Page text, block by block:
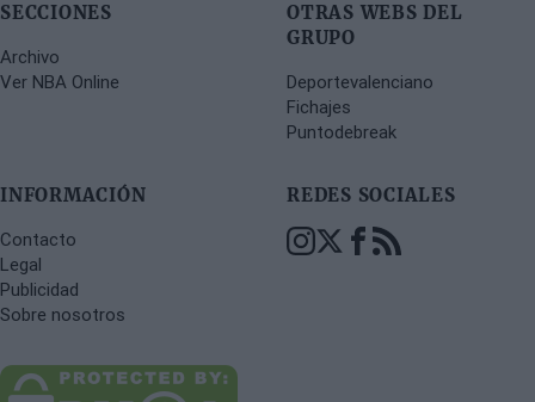
SECCIONES
Archivo
Ver NBA Online
OTRAS WEBS DEL
GRUPO
Deportevalenciano
Fichajes
Puntodebreak
INFORMACIÓN
Contacto
Legal
Publicidad
Sobre nosotros
REDES SOCIALES